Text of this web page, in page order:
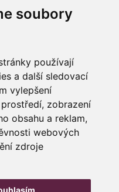
soubory
používají
a další sledovací
vylepšení
zobrazení
obsahu a reklam,
webových
zdroje
Mapa stránek
asociace
rep.